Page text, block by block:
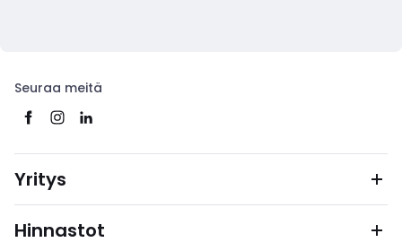
Seuraa meitä
Yritys
Hinnastot